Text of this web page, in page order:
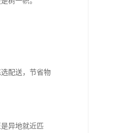
配送，节省物
异地就近匹